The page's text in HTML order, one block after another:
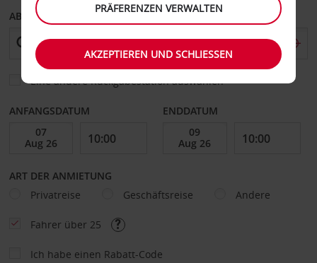
ABHOLEN VON
Eine andere Rückgabestation auswählen
ANFANGSDATUM ENDDATUM
ART DER ANMIETUNG
Privatreise
Geschäftsreise Andere
Fahrer über 25
Ich habe einen Rabatt-Code
PRÄFERENZEN VERWALTEN
AKZEPTIEREN UND SCHLIESSEN